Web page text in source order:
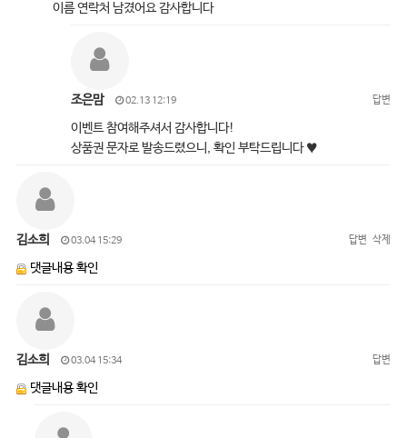
이름 연락처 남겼어요 감사합니다
조은맘 02.13 12:19 답변
이벤트 참여해주셔서 감사합니다!
상품권 문자로 발송드렸으니, 확인 부탁드립니다 ♥
김소희 03.04 15:29 답변 삭제
댓글내용 확인
김소희 03.04 15:34 답변
댓글내용 확인